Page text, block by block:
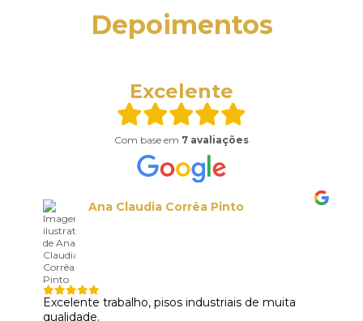
Depoimentos
Excelente
Com base em 7 avaliações
Ana Claudia Corrêa Pinto
Excelente trabalho, pisos industriais de muita
qualidade.